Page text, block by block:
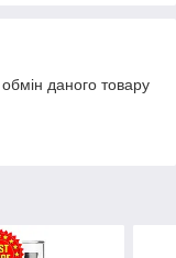
даного товару